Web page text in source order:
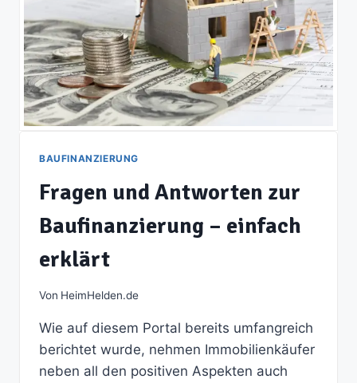
BAUFINANZIERUNG
Fragen und Antworten zur
Baufinanzierung – einfach
erklärt
Von HeimHelden.de
Wie auf diesem Portal bereits umfangreich
berichtet wurde, nehmen Immobilienkäufer
neben all den positiven Aspekten auch